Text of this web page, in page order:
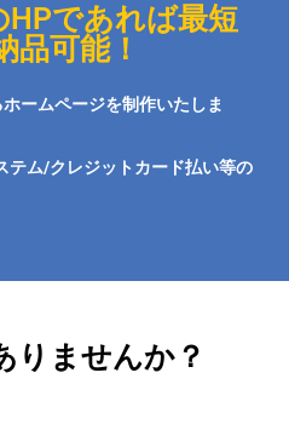
HPであれば最短
品可能！
ームページを制作いたしま
テム/クレジットカード払い等の
りませんか？